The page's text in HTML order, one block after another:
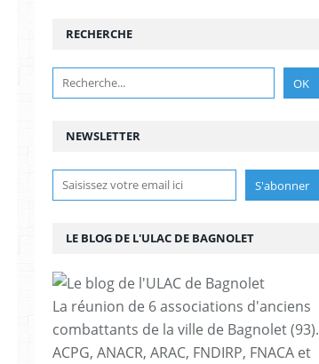
NEWSLETTER
RECHERCHE
LE BLOG DE L'ULAC DE BAGNOLET
La réunion de 6 associations d'anciens
combattants de la ville de Bagnolet (93).
ACPG, ANACR, ARAC, FNDIRP, FNACA et